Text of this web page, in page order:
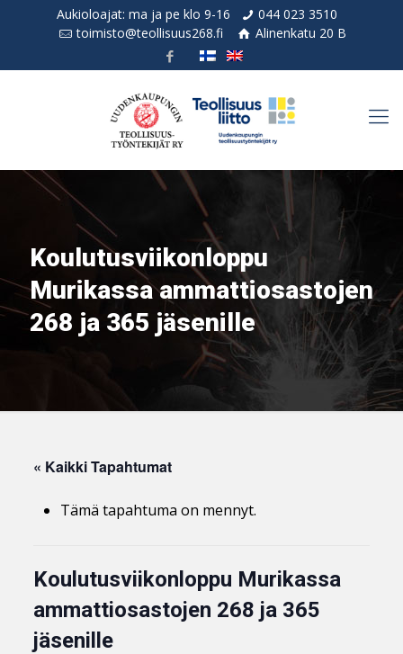
Aukioloajat: ma ja pe klo 9-16
044 023 3510
toimisto@teollisuus268.fi
Alinenkatu 20 B
Koulutusviikonloppu
Murikassa ammattiosastojen
268 ja 365 jäsenille
« Kaikki Tapahtumat
Tämä tapahtuma on mennyt.
Koulutusviikonloppu Murikassa
ammattiosastojen 268 ja 365
jäsenille